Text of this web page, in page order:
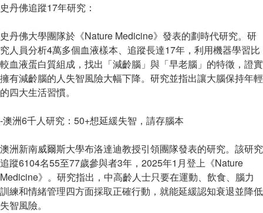
史丹佛追蹤17年研究：
史丹佛大學團隊於《Nature Medicine》發表的劃時代研究。研
究人員分析4萬多個血液樣本、追蹤長達17年，利用機器學習比
較血液蛋白質組成，找出「減齡腦」與「早老腦」的特徵，證實
擁有減齡腦的人失智風險大幅下降。研究並指出讓大腦保持年輕
的四大生活習慣。
-澳洲6千人研究：50+想延緩失智，請存腦本
澳洲新南威爾斯大學布洛達迪教授引領團隊發表的研究。該研究
追蹤6104名55至77歲參與者3年，2025年1月登上《Nature
Medicine》。研究指出，中高齡人士只要在運動、飲食、腦力
訓練和情緒管理四方面採取正確行動，就能延緩認知衰退並降低
失智風險。